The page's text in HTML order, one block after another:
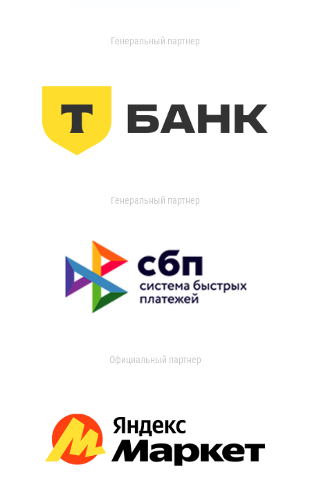
Генеральный партнер
Генеральный партнер
Официальный партнер